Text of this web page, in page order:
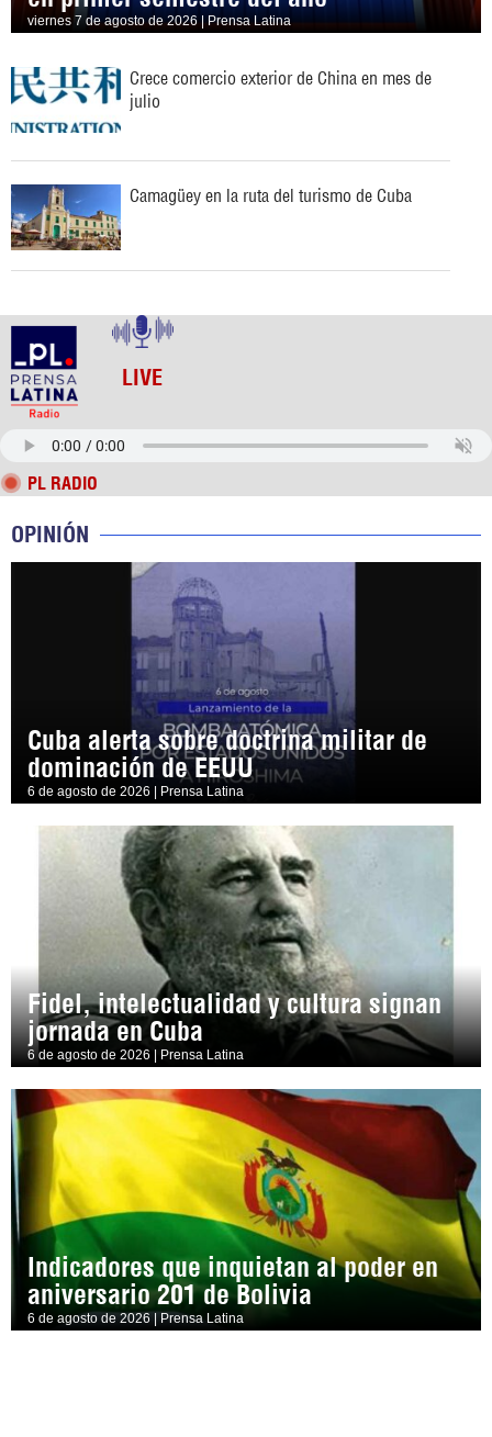
viernes 7 de agosto de 2026 | Prensa Latina
Crece comercio exterior de China en mes de
julio
Camagüey en la ruta del turismo de Cuba
LIVE
PL RADIO
OPINIÓN
Cuba alerta sobre doctrina militar de
dominación de EEUU
6 de agosto de 2026 | Prensa Latina
Fidel, intelectualidad y cultura signan
jornada en Cuba
6 de agosto de 2026 | Prensa Latina
Indicadores que inquietan al poder en
aniversario 201 de Bolivia
6 de agosto de 2026 | Prensa Latina